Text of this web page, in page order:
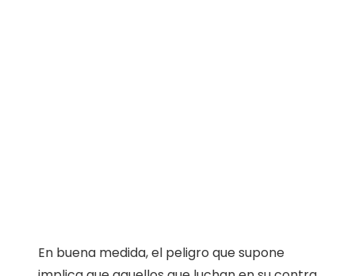
En buena medida, el peligro que supone